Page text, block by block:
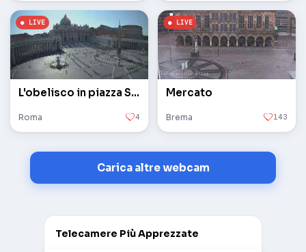
L'obelisco in piazza San Pietro in Vaticano
Roma 4
Mercato
Brema 143
Carica altre webcam
Telecamere Più Apprezzate